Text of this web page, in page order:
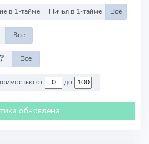
в 1-тайме Ничья в 1-тайме Все
Все
Все
Против команд со стоимостью от до
обновлена